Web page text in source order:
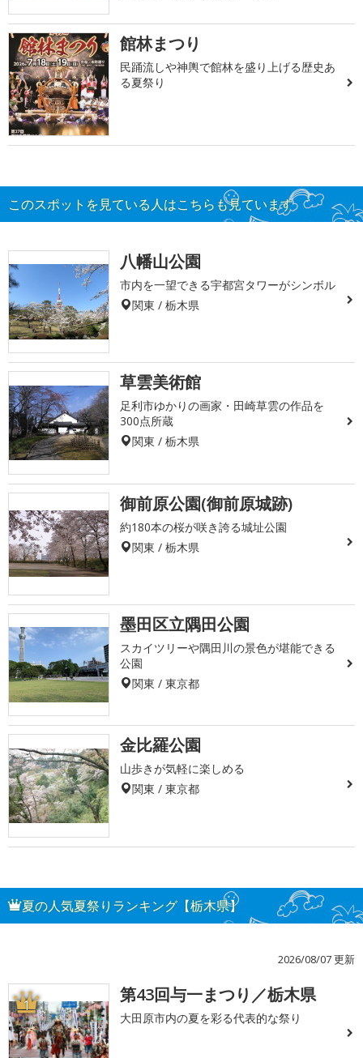
館林まつり
民踊流しや神輿で館林を盛り上げる歴史あ
る夏祭り
このスポットを見ている人はこちらも見ています
八幡山公園
市内を一望できる宇都宮タワーがシンボル
関東 / 栃木県
草雲美術館
足利市ゆかりの画家・田崎草雲の作品を
300点所蔵
関東 / 栃木県
御前原公園(御前原城跡)
約180本の桜が咲き誇る城址公園
関東 / 栃木県
墨田区立隅田公園
スカイツリーや隅田川の景色が堪能できる
公園
関東 / 東京都
金比羅公園
山歩きが気軽に楽しめる
関東 / 東京都
夏の人気夏祭りランキング【栃木県】
2026/08/07 更新
1 第43回与一まつり／栃木県
大田原市内の夏を彩る代表的な祭り